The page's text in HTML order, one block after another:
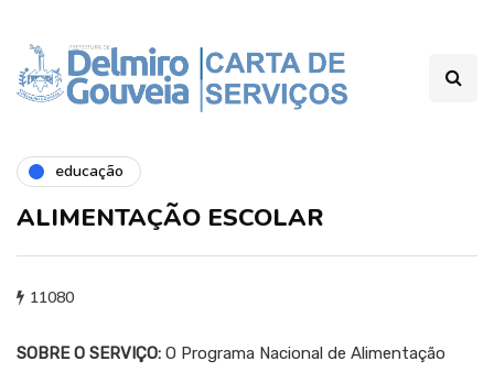
educação
ALIMENTAÇÃO ESCOLAR
11080
SOBRE O SERVIÇO: O Programa Nacional de Alimentação